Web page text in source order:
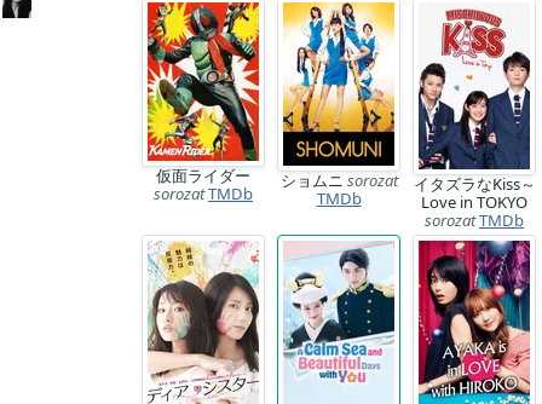
仮面ライダー
sorozatTMDb
ショムニ sorozat
TMDb
イタズラなKiss～
Love in TOKYO
sorozatTMDb